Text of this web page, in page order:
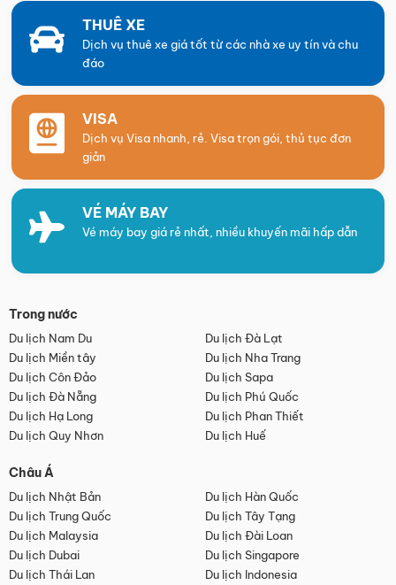
THUÊ XE
Dịch vụ thuê xe giá tốt từ các nhà xe uy tín và chu
đáo
VISA
Dịch vụ Visa nhanh, rẻ. Visa trọn gói, thủ tục đơn
giản
VÉ MÁY BAY
Vé máy bay giá rẻ nhất, nhiều khuyến mãi hấp dẫn
Trong nước
Du lịch Nam Du
Du lịch Đà Lạt
Du lịch Miền tây
Du lịch Nha Trang
Du lịch Côn Đảo
Du lịch Sapa
Du lịch Đà Nẵng
Du lịch Phú Quốc
Du lịch Hạ Long
Du lịch Phan Thiết
Du lịch Quy Nhơn
Du lịch Huế
Châu Á
Du lịch Nhật Bản
Du lịch Hàn Quốc
Du lịch Trung Quốc
Du lịch Tây Tạng
Du lịch Malaysia
Du lịch Đài Loan
Du lịch Dubai
Du lịch Singapore
Du lịch Thái Lan
Du lịch Indonesia